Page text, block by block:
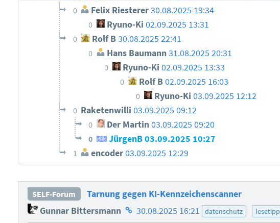
0 Felix Riesterer30.08.2025 19:34
0 Ryuno-Ki 02.09.2025 13:31
0 Rolf B30.08.2025 22:41
0 Hans Baumann31.08.2025 20:31
0 Ryuno-Ki 02.09.2025 13:33
0 Rolf B 02.09.2025 16:03
0 Ryuno-Ki 03.09.2025 12:12
0 Raketenwilli03.09.2025 09:12
0 Der Martin03.09.2025 09:20
0 JürgenB03.09.2025 10:27
1 encoder03.09.2025 12:29
SELF-Forum
Tarnung gegen KI-Kennzeichenscanner
Gunnar Bittersmann Homepage
30.08.2025 16:21 datenschutz lesetipp